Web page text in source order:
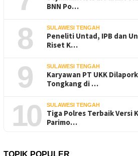
BNN Po…
8 SULAWESI TENGAH
Peneliti Untad, IPB dan
Riset K…
9 SULAWESI TENGAH
Karyawan PT UKK
Tongkang di …
10 SULAWESI TENGAH
Tiga Polres Terbaik Versi
Parimo…